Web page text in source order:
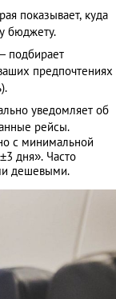
показывает, куда
бюджету.
подбирает
предпочтениях
уведомляет об
рейсы.
с минимальной
дня». Часто
дешевыми.